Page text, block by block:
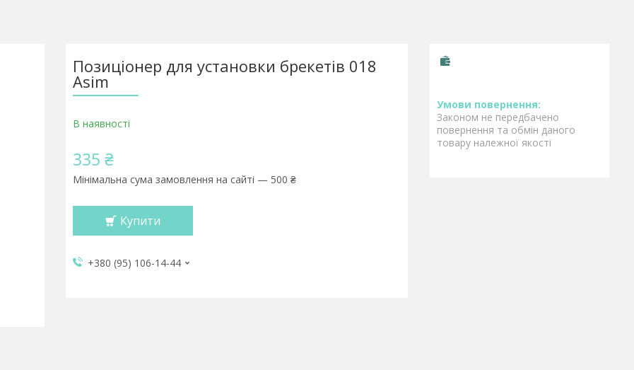
Позиціонер для установки брекетів 018
Asim
В наявності
335 ₴
Мінімальна сума замовлення на сайті — 500 ₴
Купити
+380 (95) 106-14-44
Законом не передбачено
повернення та обмін даного
товару належної якості